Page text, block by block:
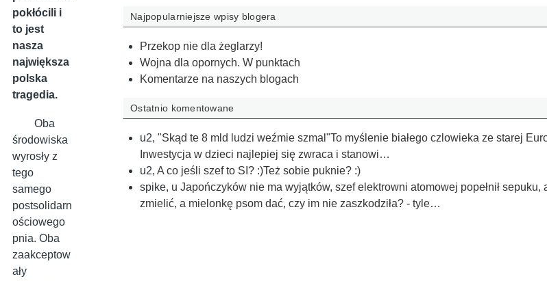
pokłócili i
to jest
nasza
największa
polska
tragedia.
Oba
środowiska
wyrosły z
tego
samego
postsolidarn
ościowego
pnia. Oba
zaakceptow
ały
Najpopularniejsze wpisy blogera
Przekop nie dla żeglarzy!
Wojna dla opornych. W punktach
Komentarze na naszych blogach
Ostatnio komentowane
u2, "Skąd te 8 mld ludzi weźmie szmal"To myślenie białego czlowieka ze starej
Inwestycja w dzieci najlepiej się zwraca i stanowi…
u2, A co jeśli szef to SI? :)Też sobie puknie? :)
spike, u Japończyków nie ma wyjątków, szef elektrowni atomowej popełnił
zmielić, a mielonkę psom dać, czy im nie zaszkodziła? - tyle…